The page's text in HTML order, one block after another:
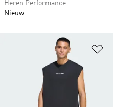
Heren Performance
Nieuw